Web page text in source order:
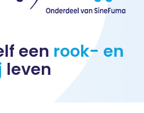
& Coaches
je een klacht?
een rook- en
leven